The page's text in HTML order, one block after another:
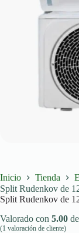
Inicio Tienda
Split Rudenkov de
Split Rudenkov de
Valorado con 5.00
(1 valoración de cliente)